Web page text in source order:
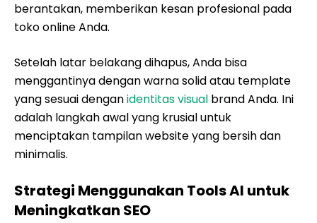
berantakan, memberikan kesan profesional pada
toko online Anda.
Setelah latar belakang dihapus, Anda bisa
menggantinya dengan warna solid atau template
yang sesuai denganidentitas visual brand Anda. Ini
adalah langkah awal yang krusial untuk
menciptakan tampilan website yang bersih dan
minimalis.
Strategi Menggunakan Tools AI untuk
Meningkatkan SEO